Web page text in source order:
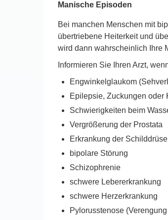
Manische Episoden
Bei manchen Menschen mit
übertriebene Heiterkeit und
wird dann wahrscheinlich Ihre
Informieren Sie Ihren Arzt,
Engwinkelglaukom
Epilepsie, Zuckungen oder
Schwierigkeiten beim
Vergrößerung der Prostata
Erkrankung der Schilddrüse
bipolare Störung
Schizophrenie
schwere Lebererkrankung
schwere Herzerkrankung
Pylorusstenose